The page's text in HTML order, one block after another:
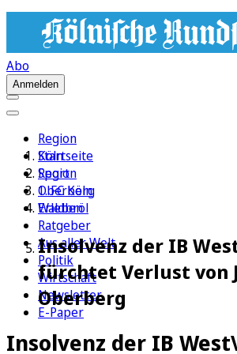
Abo
Anmelden
Region
Köln
Sport
1. FC Köln
Erleben
Ratgeber
Aus aller Welt
Politik
Wirtschaft
Newsletter
E-Paper
Startseite
Region
Oberberg
Waldbröl
Insolvenz der IB
fürchtet Verlust von
Oberberg
Insolvenz der IB West